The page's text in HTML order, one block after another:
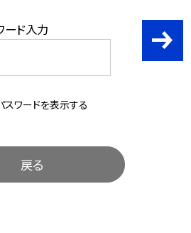
ード入力
スワードを表示する
戻る